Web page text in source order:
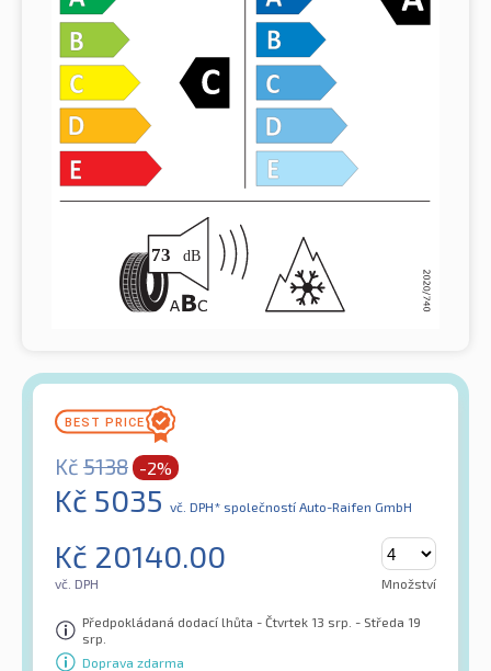
Kč 5138 -2%
Kč 5035 vč. DPH* společností Auto-Raifen GmbH
Kč 20140.00
vč. DPH Množství
Předpokládaná dodací lhůta - Čtvrtek 13 srp. - Středa 19
srp.
Doprava zdarma